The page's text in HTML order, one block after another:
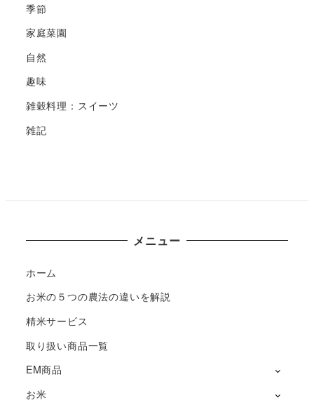
季節
家庭菜園
自然
趣味
雑穀料理：スイーツ
雑記
メニュー
ホーム
お米の５つの農法の違いを解説
精米サービス
取り扱い商品一覧
EM商品
お米